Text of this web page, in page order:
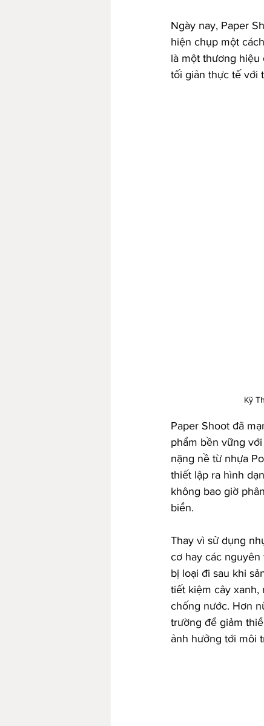
Ngày nay, Paper
hiện chụp một
là một thương hiệu
tối giản thực tế với
Kỹ
Paper Shoot đã
phẩm bền vững
nặng nề từ nhựa
thiết lập ra hình
không bao giờ
biển.
Thay vì sử dụng
cơ hay các
bị loại đi sau khi
tiết kiệm cây xanh,
chống nước. Hơn
trường để giảm
ảnh hưởng tới môi